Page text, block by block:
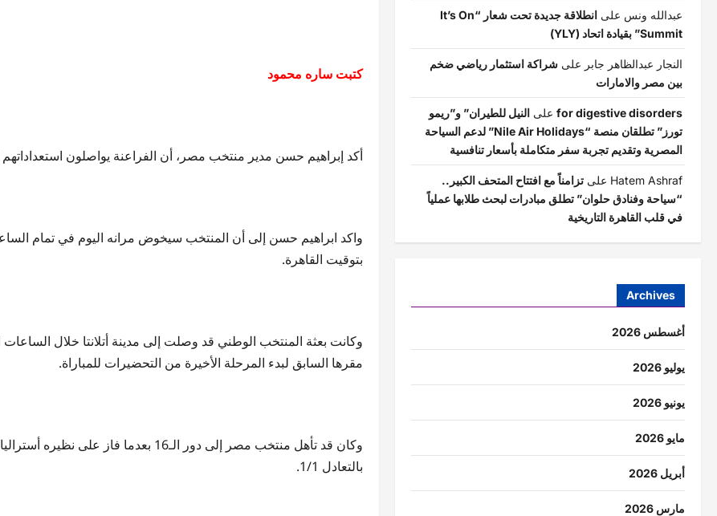
كتبت ساره محمود
أكد إبراهيم حسن مدير منتخب مصر، أن الفراعنة يواصلون استعداداتهم لمواجهة الأرجنتين
واكد ابراهيم حسن إلى أن المنتخب سيخوض مرانه اليوم في تمام
بتوقيت القاهرة.
وكانت بعثة المنتخب الوطني قد وصلت إلى مدينة أتلانتا خلال
مقرها السابق لبدء المرحلة الأخيرة من التحضيرات للمباراة.
بالتعادل 1/1.
عبدالله ونس على
انطلاقة جديدة تحت شعار “It’s On
Summit” بقيادة اتحاد (YLY)
النجار عبدالظاهر جابر علىشراكة استثمار رياضي ضخم
بين مصر والامارات
for digestive disorders علىالنيل للطيران” و”ريمو
تورز” تطلقان منصة “Nile Air Holidays” لدعم السياحة
المصرية وتقديم تجربة سفر متكاملة بأسعار تنافسية
Hatem Ashraf علىتزامناً مع افتتاح المتحف الكبير..
“سياحة وفنادق حلوان” تطلق مبادرات لبحث طلابها عملياً
في قلب القاهرة التاريخية
Archives
أغسطس 2026
يوليو 2026
يونيو 2026
مايو 2026
أبريل 2026
مارس 2026